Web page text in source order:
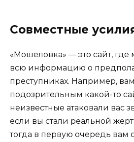
Совместные
«Мошеловка» — это сайт, где
всю информацию о
преступниках. Например,
подозрительным какой-то
неизвестные атаковали вас
если вы стали реальной
тогда в первую очередь вам